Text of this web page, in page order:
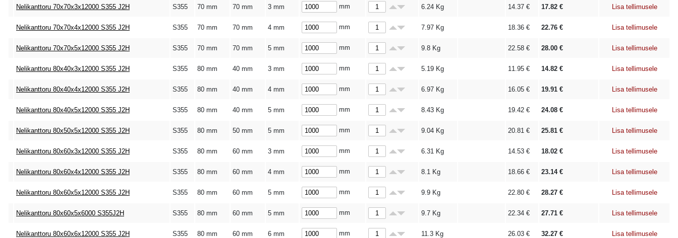
Nelikanttoru 70x70x3x12000 S355 J2H S355 70 mm 70 mm 3 mm mm 6.24 Kg 14.37 € 17.82 € Lisa tellimusele
Nelikanttoru 70x70x4x12000 S355 J2H S355 70 mm 70 mm 4 mm mm 7.97 Kg 18.36 € 22.76 € Lisa tellimusele
Nelikanttoru 70x70x5x12000 S355 J2H S355 70 mm 70 mm 5 mm mm 9.8 Kg 22.58 € 28.00 € Lisa tellimusele
Nelikanttoru 80x40x3x12000 S355 J2H S355 80 mm 40 mm 3 mm mm 5.19 Kg 11.95 € 14.82 € Lisa tellimusele
Nelikanttoru 80x40x4x12000 S355 J2H S355 80 mm 40 mm 4 mm mm 6.97 Kg 16.05 € 19.91 € Lisa tellimusele
Nelikanttoru 80x40x5x12000 S355 J2H S355 80 mm 40 mm 5 mm mm 8.43 Kg 19.42 € 24.08 € Lisa tellimusele
Nelikanttoru 80x50x5x12000 S355 J2H S355 80 mm 50 mm 5 mm mm 9.04 Kg 20.81 € 25.81 € Lisa tellimusele
Nelikanttoru 80x60x3x12000 S355 J2H S355 80 mm 60 mm 3 mm mm 6.31 Kg 14.53 € 18.02 € Lisa tellimusele
Nelikanttoru 80x60x4x12000 S355 J2H S355 80 mm 60 mm 4 mm mm 8.1 Kg 18.66 € 23.14€ Lisa tellimusele
Nelikanttoru 80x60x5x12000 S355 J2H S355 80 mm 60 mm 5 mm mm 9.9 Kg 22.80 € 28.27 € Lisa tellimusele
Nelikanttoru 80x60x5x6000 S355J2H S355 80 mm 60 mm 5 mm mm 9.7 Kg 22.34 € 27.71 € Lisa tellimusele
Nelikanttoru 80x60x6x12000 S355 J2H S355 80 mm 60 mm 6 mm mm 11.3 Kg 26.03 € 32.27 € Lisa tellimusele